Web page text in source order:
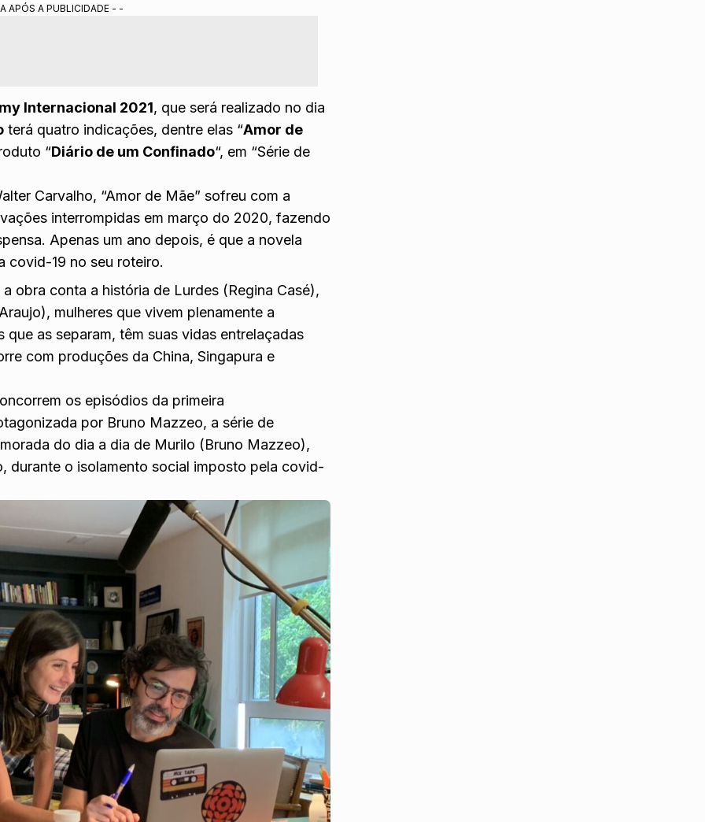
APÓS A PUBLICIDADE - -
Internacional 2021, que será realizado no dia
terá quatro indicações, dentre elas “Amor de
“Diário de um Confinado“, em “Série de
Carvalho, “Amor de Mãe” sofreu com a
interrompidas em março do 2020, fazendo
Apenas um ano depois, é que a novela
covid-19 no seu roteiro.
obra conta a história de Lurdes (Regina Casé),
mulheres que vivem plenamente a
as separam, têm suas vidas entrelaçadas
com produções da China, Singapura e
os episódios da primeira
por Bruno Mazzeo, a série de
do dia a dia de Murilo (Bruno Mazzeo),
durante o isolamento social imposto pela covid-